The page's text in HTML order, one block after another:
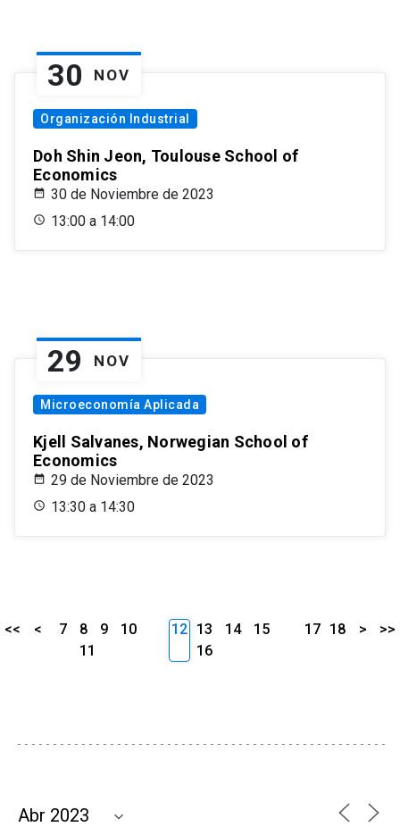
30 NOV
Organización Industrial
Doh Shin Jeon, Toulouse School of
Economics
30 de Noviembre de 2023
13:00 a 14:00
29 NOV
Microeconomía Aplicada
Kjell Salvanes, Norwegian School of
Economics
29 de Noviembre de 2023
13:30 a 14:30
<< < 7 8 9
10
11
12 13 14
15
16
17 18 > >>